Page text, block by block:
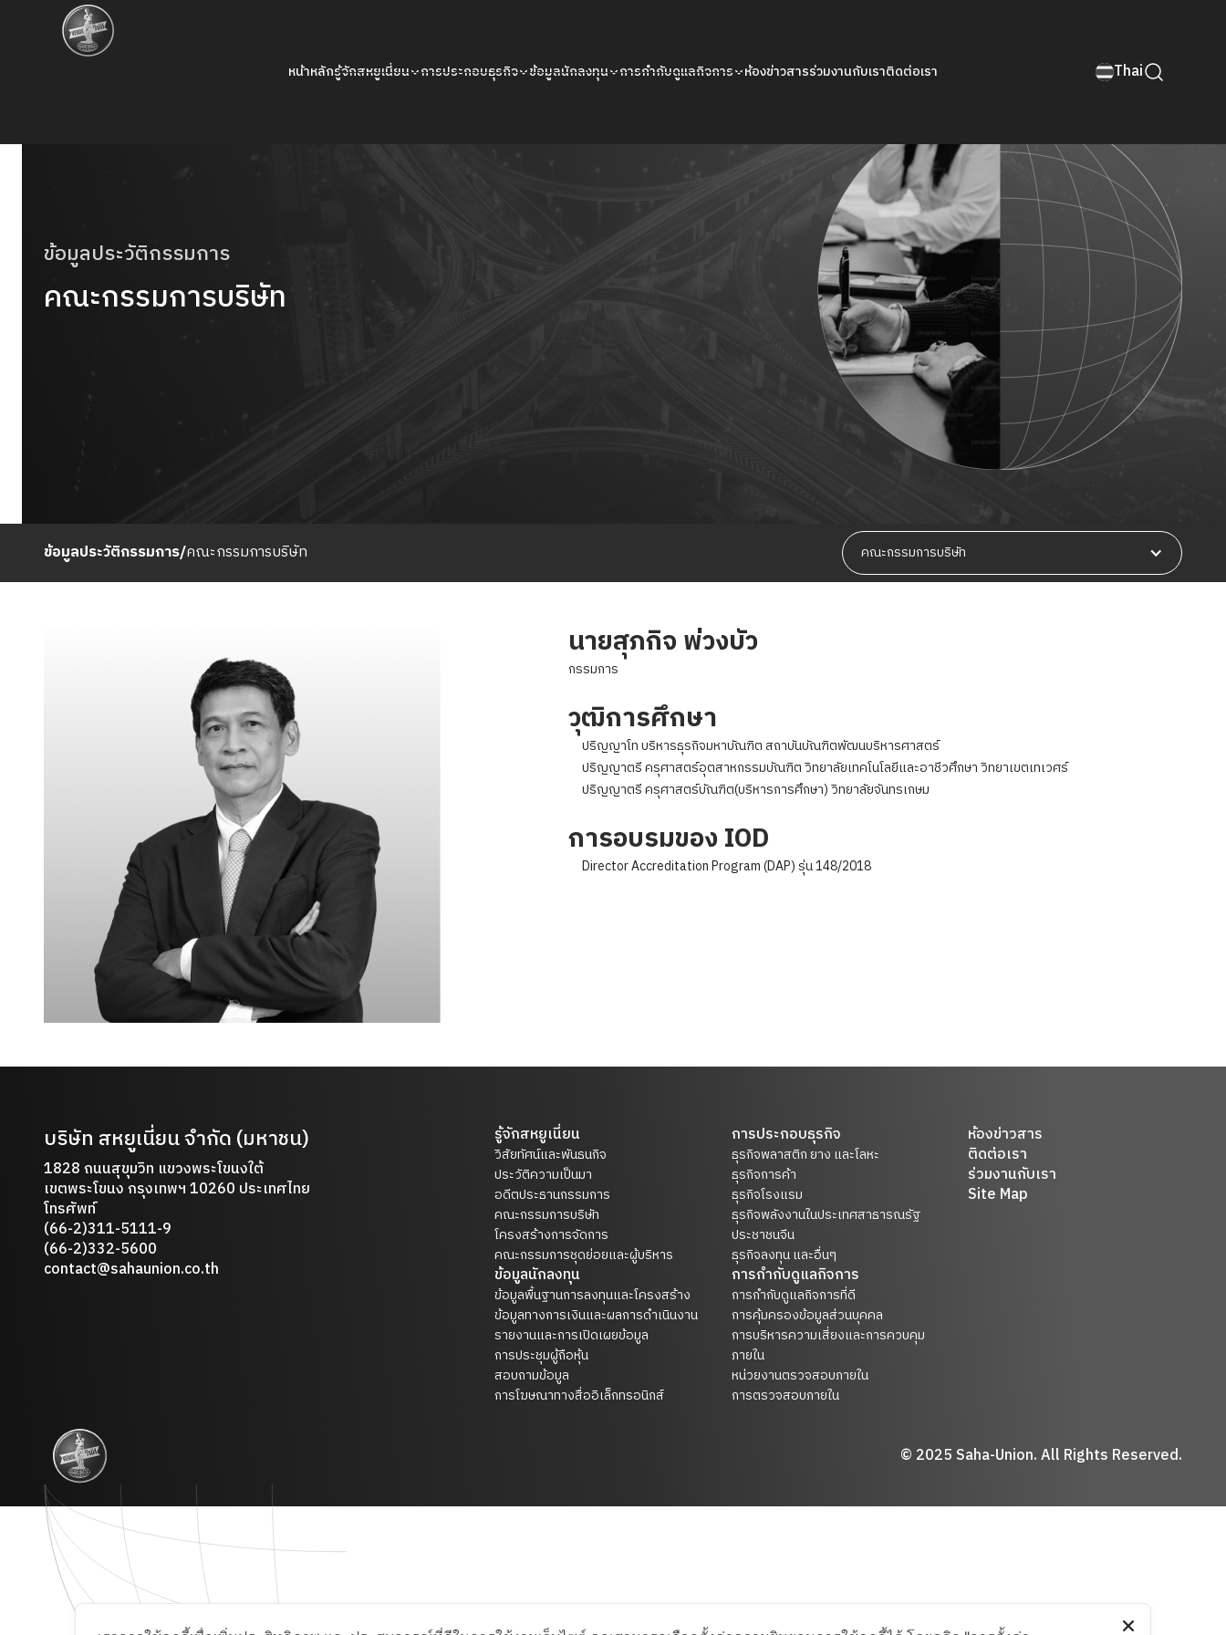
หน้าหลักรู้จักสหยูเนี่ยน การประกอบธุรกิจ ข้อมูลนักลงทุน การกำกับดูแลกิจการ ห้องข่าวสารร่วมงานกับเราติดต่อเรา Thai
ข้อมูลประวัติกรรมการ
คณะกรรมการบริษัท
ข้อมูลประวัติกรรมการ/คณะกรรมการบริษัท คณะกรรมการบริษัท
นายสุภกิจ พ่วงบัว
กรรมการ
วุฒิการศึกษา
ปริญญาโท บริหารธุรกิจมหาบัณฑิต สถาบันบัณฑิตพัฒนบริหารศาสตร์
ปริญญาตรี ครุศาสตร์อุตสาหกรรมบัณฑิต วิทยาลัยเทคโนโลยีและอาชีวศึกษา วิทยาเขตเทเวศร์
ปริญญาตรี ครุศาสตร์บัณฑิต(บริหารการศึกษา) วิทยาลัยจันทรเกษม
การอบรมของ IOD
Director Accreditation Program (DAP) รุ่น 148/2018
บริษัท สหยูเนี่ยน จำกัด (มหาชน)
1828 ถนนสุขุมวิท แขวงพระโขนงใต้
เขตพระโขนง กรุงเทพฯ 10260 ประเทศไทย
โทรศัพท์
(66-2)311-5111-9
(66-2)332-5600
contact@sahaunion.co.th
รู้จักสหยูเนี่ยน
วิสัยทัศน์และพันธนกิจ
ประวัติความเป็นมา
อดีตประธานกรรมการ
คณะกรรมการบริษัท
โครงสร้างการจัดการ
คณะกรรมการชุดย่อยและผู้บริหาร
ข้อมูลนักลงทุน
ข้อมูลพื้นฐานการลงทุนและโครงสร้าง
ข้อมูลทางการเงินและผลการดำเนินงาน
รายงานและการเปิดเผยข้อมูล
การประชุมผู้ถือหุ้น
สอบถามข้อมูล
การโฆษณาทางสื่ออิเล็กทรอนิกส์
การประกอบธุรกิจ
ธุรกิจพลาสติก ยาง และโลหะ
ธุรกิจการค้า
ธุรกิจโรงแรม
ธุรกิจพลังงานในประเทศสาธารณรัฐ
ประชาชนจีน
ธุรกิจลงทุน และอื่นๆ
การกำกับดูแลกิจการ
การกำกับดูแลกิจการที่ดี
การคุ้มครองข้อมูลส่วนบุคคล
การบริหารความเสี่ยงและการควบคุม
ภายใน
หน่วยงานตรวจสอบภายใน
การตรวจสอบภายใน
ห้องข่าวสาร
ติดต่อเรา
ร่วมงานกับเรา
Site Map
© 2025 Saha-Union. All Rights Reserved.